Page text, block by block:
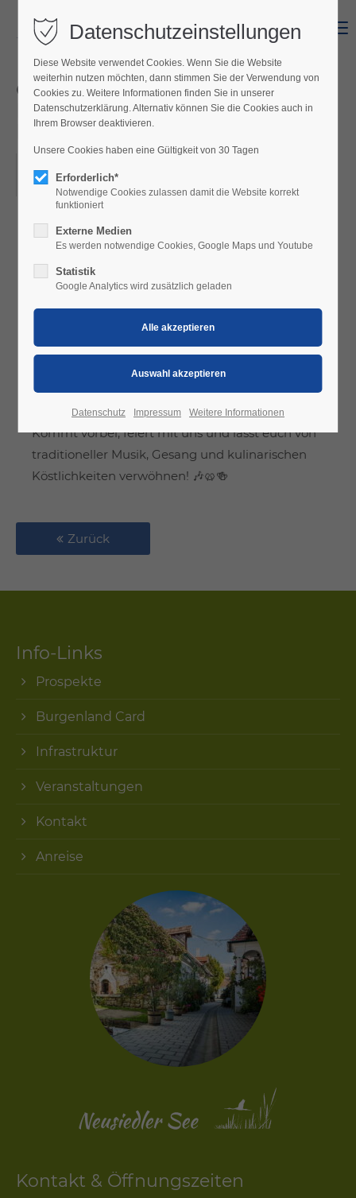
Menu
Oktoberfest des
Männergesangsvereins
Frohsinn
ORT: ALSENPARK
Frohsinn Mörbisch 🎉🍺
Am10. Oktober 2026 ab 11 Uhrladen wir
Alsenparkein!
FürSpeis, Trank und Musikist bestens gesorgt –
genießt mit uns die typische
Kommt vorbei, feiert mit uns und lasst euch von
traditioneller Musik, Gesang und kulinarischen
Köstlichkeiten verwöhnen! 🎶🥨🍻
Zurück
Info-Links
Prospekte
Burgenland Card
Infrastruktur
Veranstaltungen
Kontakt
Anreise
Kontakt & Öffnungszeiten
Datenschutzeinstellungen
Diese Website verwendet Cookies. Wenn Sie die Website
weiterhin nutzen möchten, dann stimmen Sie der Verwendung von
Cookies zu. Weitere Informationen finden Sie in unserer
Datenschutzerklärung. Alternativ können Sie die Cookies auch in
Ihrem Browser deaktivieren.
Unsere Cookies haben eine Gültigkeit von 30 Tagen
Erforderlich*
Notwendige Cookies zulassen damit die Website korrekt
funktioniert
Externe Medien
Es werden notwendige Cookies, Google Maps und Youtube
Statistik
Google Analytics wird zusätzlich geladen
Datenschutz Impressum Weitere Informationen